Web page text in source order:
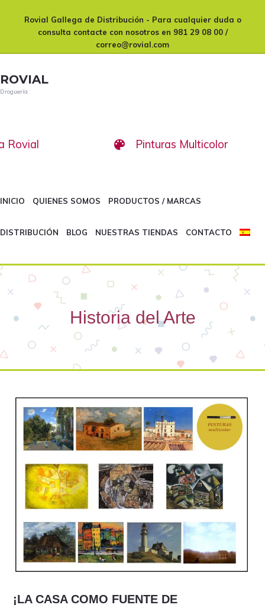
navigation
Rovial Gallega de Distribución - Para cualquier duda o
consulta contacte con nosotros en 981 29 08 00 /
correo@rovial.com
ROVIAL
Droguería
Rovial Pinturas Multicolor
INICIO QUIENES SOMOS PRODUCTOS / MARCAS
DISTRIBUCIÓN BLOG NUESTRAS TIENDAS CONTACTO
Historia del Arte
¡LA CASA COMO FUENTE DE